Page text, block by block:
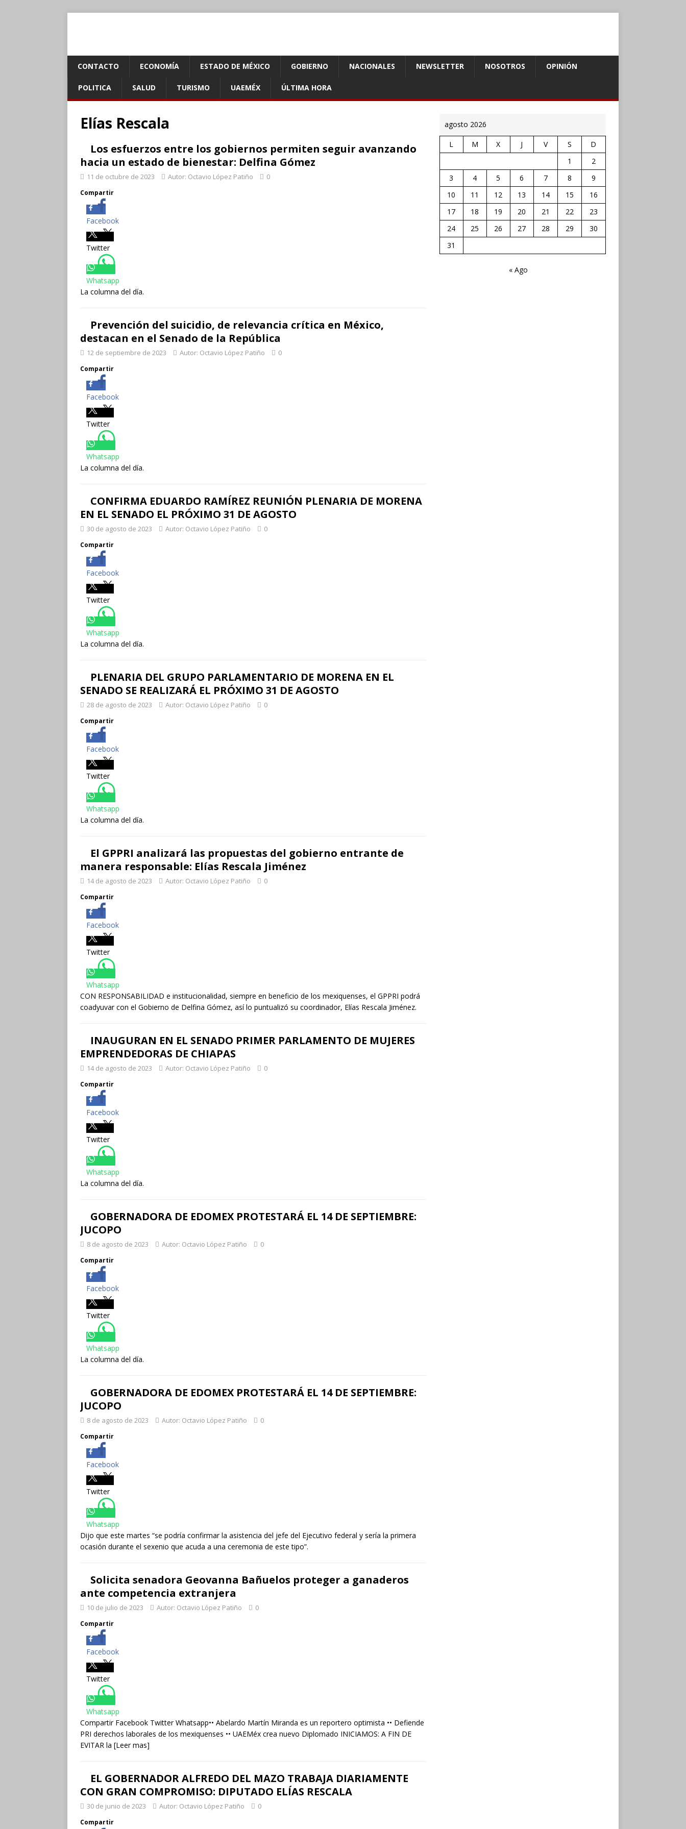
CONTACTO ECONOMÍA ESTADO DE MÉXICO GOBIERNO NACIONALES NEWSLETTER NOSOTROS OPINIÓN
POLITICA SALUD TURISMO UAEMÉX ÚLTIMA HORA
Elías Rescala
Los esfuerzos entre los gobiernos permiten seguir avanzando
hacia un estado de bienestar: Delfina Gómez
11 de octubre de 2023 Autor: Octavio López Patiño 0
Compartir
Facebook
Twitter
Whatsapp
La columna del día.
Prevención del suicidio, de relevancia crítica en México,
destacan en el Senado de la República
12 de septiembre de 2023 Autor: Octavio López Patiño 0
Compartir
Facebook
Twitter
Whatsapp
La columna del día.
CONFIRMA EDUARDO RAMÍREZ REUNIÓN PLENARIA DE MORENA
EN EL SENADO EL PRÓXIMO 31 DE AGOSTO
30 de agosto de 2023 Autor: Octavio López Patiño 0
Compartir
Facebook
Twitter
Whatsapp
La columna del día.
PLENARIA DEL GRUPO PARLAMENTARIO DE MORENA EN EL
SENADO SE REALIZARÁ EL PRÓXIMO 31 DE AGOSTO
28 de agosto de 2023 Autor: Octavio López Patiño 0
Compartir
Facebook
Twitter
Whatsapp
La columna del día.
El GPPRI analizará las propuestas del gobierno entrante de
manera responsable: Elías Rescala Jiménez
14 de agosto de 2023 Autor: Octavio López Patiño 0
Compartir
Facebook
Twitter
Whatsapp
CON RESPONSABILIDAD e institucionalidad, siempre en beneficio de los mexiquenses, el GPPRI podrá
coadyuvar con el Gobierno de Delfina Gómez, así lo puntualizó su coordinador, Elías Rescala Jiménez.
INAUGURAN EN EL SENADO PRIMER PARLAMENTO DE MUJERES
EMPRENDEDORAS DE CHIAPAS
14 de agosto de 2023 Autor: Octavio López Patiño 0
Compartir
Facebook
Twitter
Whatsapp
La columna del día.
GOBERNADORA DE EDOMEX PROTESTARÁ EL 14 DE SEPTIEMBRE:
JUCOPO
8 de agosto de 2023 Autor: Octavio López Patiño 0
Compartir
Facebook
Twitter
Whatsapp
La columna del día.
GOBERNADORA DE EDOMEX PROTESTARÁ EL 14 DE SEPTIEMBRE:
JUCOPO
8 de agosto de 2023 Autor: Octavio López Patiño 0
Compartir
Facebook
Twitter
Whatsapp
Dijo que este martes “se podría confirmar la asistencia del jefe del Ejecutivo federal y sería la primera
ocasión durante el sexenio que acuda a una ceremonia de este tipo”.
Solicita senadora Geovanna Bañuelos proteger a ganaderos
ante competencia extranjera
10 de julio de 2023 Autor: Octavio López Patiño 0
Compartir
Facebook
Twitter
Whatsapp
Compartir Facebook Twitter Whatsapp•• Abelardo Martín Miranda es un reportero optimista •• Defiende
PRI derechos laborales de los mexiquenses •• UAEMéx crea nuevo Diplomado INICIAMOS: A FIN DE
EVITAR la [Leer mas]
EL GOBERNADOR ALFREDO DEL MAZO TRABAJA DIARIAMENTE
CON GRAN COMPROMISO: DIPUTADO ELÍAS RESCALA
30 de junio de 2023 Autor: Octavio López Patiño 0
Compartir
agosto 2026
L M X J V S
D
1
2
3
4 5 6 7 8
9
10
11 12 13 14 15
16
17
18 19 20 21 22
23
24
25 26 27 28 29
30
31
« Ago